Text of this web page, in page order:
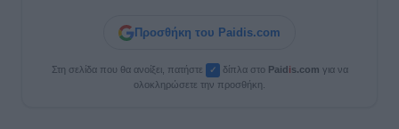
Προσθήκη του Paidis.com
Στη σελίδα που θα ανοίξει, πατήστε ✓ δίπλα στο Paid is.com για να
ολοκληρώσετε την προσθήκη.